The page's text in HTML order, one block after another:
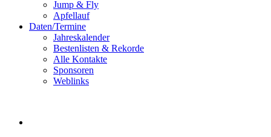
Jump & Fly
Apfellauf
Daten/Termine
Jahreskalender
Bestenlisten & Rekorde
Alle Kontakte
Sponsoren
Weblinks